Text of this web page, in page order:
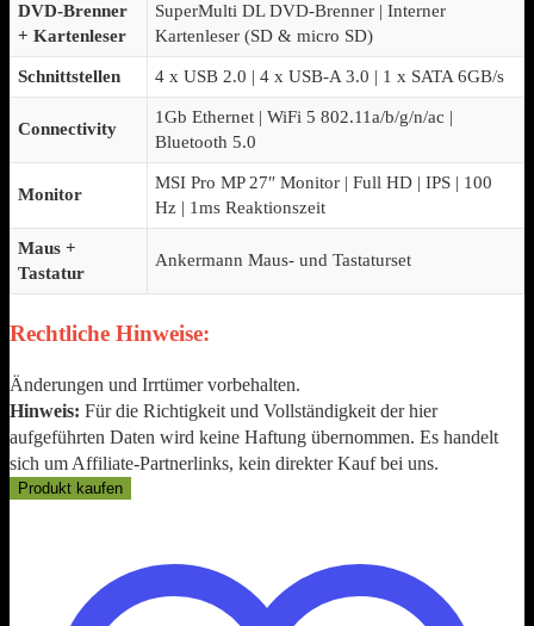
DVD-Brenner
+ Kartenleser
SuperMulti DL DVD-Brenner | Interner
Kartenleser (SD & micro SD)
Schnittstellen 4 x USB 2.0 | 4 x USB-A 3.0 | 1 x SATA 6GB/s
Connectivity
1Gb Ethernet | WiFi 5 802.11a/b/g/n/ac |
Bluetooth 5.0
Monitor
MSI Pro MP 27″ Monitor | Full HD | IPS | 100
Hz | 1ms Reaktionszeit
Maus +
Tastatur
Ankermann Maus- und Tastaturset
Rechtliche Hinweise:
Änderungen und Irrtümer vorbehalten.
Hinweis: Für die Richtigkeit und Vollständigkeit der hier
aufgeführten Daten wird keine Haftung übernommen. Es handelt
sich um Affiliate-Partnerlinks, kein direkter Kauf bei uns.
Produkt kaufen